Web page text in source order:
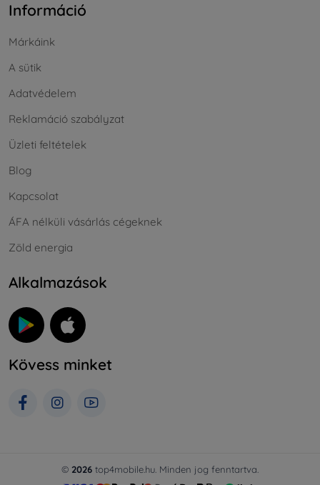
Információ
Márkáink
A sütik
Adatvédelem
Reklamáció szabályzat
Üzleti feltételek
Blog
Kapcsolat
ÁFA nélküli vásárlás cégeknek
Zöld energia
Alkalmazások
Kövess minket
© 2026 top4mobile.hu. Minden jog fenntartva.